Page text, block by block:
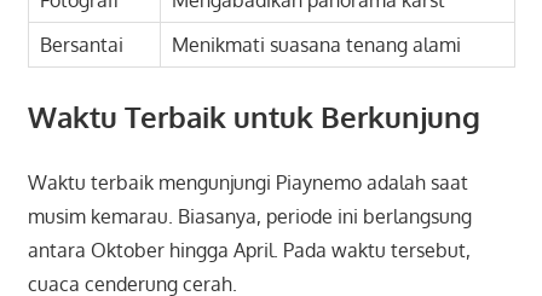
Bersantai
Menikmati suasana tenang alami
Waktu Terbaik untuk Berkunjung
Waktu terbaik mengunjungi Piaynemo adalah saat
musim kemarau. Biasanya, periode ini berlangsung
antara Oktober hingga April. Pada waktu tersebut,
cuaca cenderung cerah.